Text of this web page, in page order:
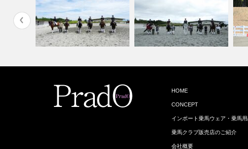
第9回 富士山 Dressage プラ
HOME
CONCEPT
インポート乗馬ウェア・乗馬
乗馬クラブ販売店のご紹介
会社概要